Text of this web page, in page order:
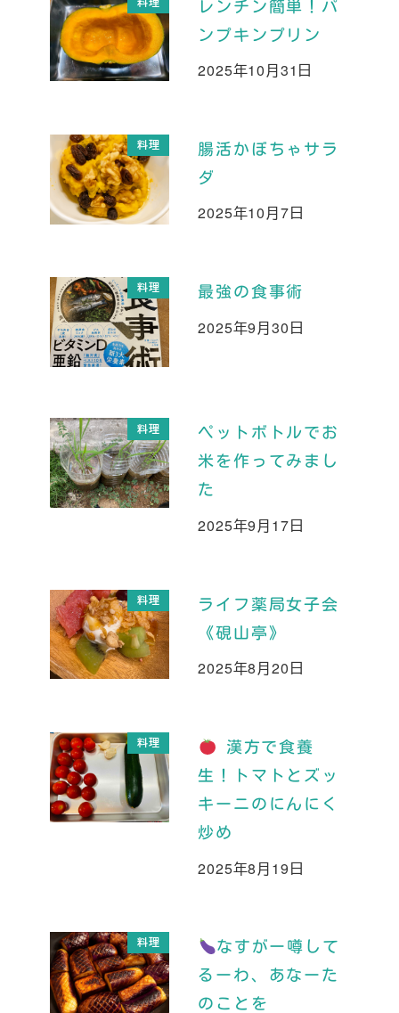
レンチン簡単！パ
ンプキンプリン
投稿日
2025年10月31日
料理
腸活かぼちゃサラ
ダ
投稿日
2025年10月7日
料理 最強の食事術
投稿日
2025年9月30日
料理
ペットボトルでお
米を作ってみまし
た
投稿日
2025年9月17日
料理
ライフ薬局女子会
《硯山亭》
投稿日
2025年8月20日
料理
漢方で食養
生！トマトとズッ
キーニのにんにく
炒め
投稿日
2025年8月19日
料理
なすがー噂して
るーわ、あなーた
のことを